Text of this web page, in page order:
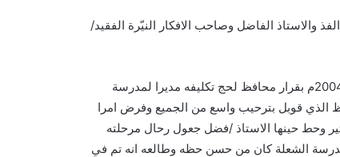
والاستاذ الفاضل وصاحب الافكار النيّرة الفقيد/
وتوالت الاحداث سراعًا في حياة الاستاذ/ فضل جعول حتى فوجئ في العام2004م بقرار محافظ لحج تكليفه مديرا لمدرسة
الذي قوبل بترحيب واسع من الجميع وفرض امرا
وحط حينها الاستاذ /فضل جعول رحال مرحلته
مدرسة الشعلة كان من حسن حظه وطالعه انه تم في